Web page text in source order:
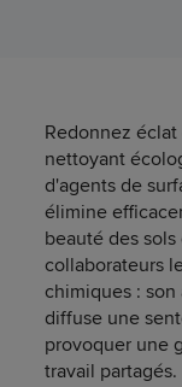
Redonnez
nettoyant
d'agents de
élimine
beauté des
collaborateurs
chimiques : son
diffuse une
provoquer une
travail partagés.